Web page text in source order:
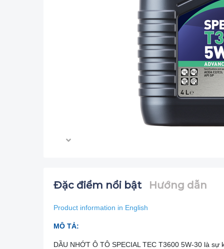
Đặc điểm nổi bật Hướng dẫn
Product information in English
MÔ TẢ:
DẦU NHỚT Ô TÔ SPECIAL TEC T3600 5W-30 là